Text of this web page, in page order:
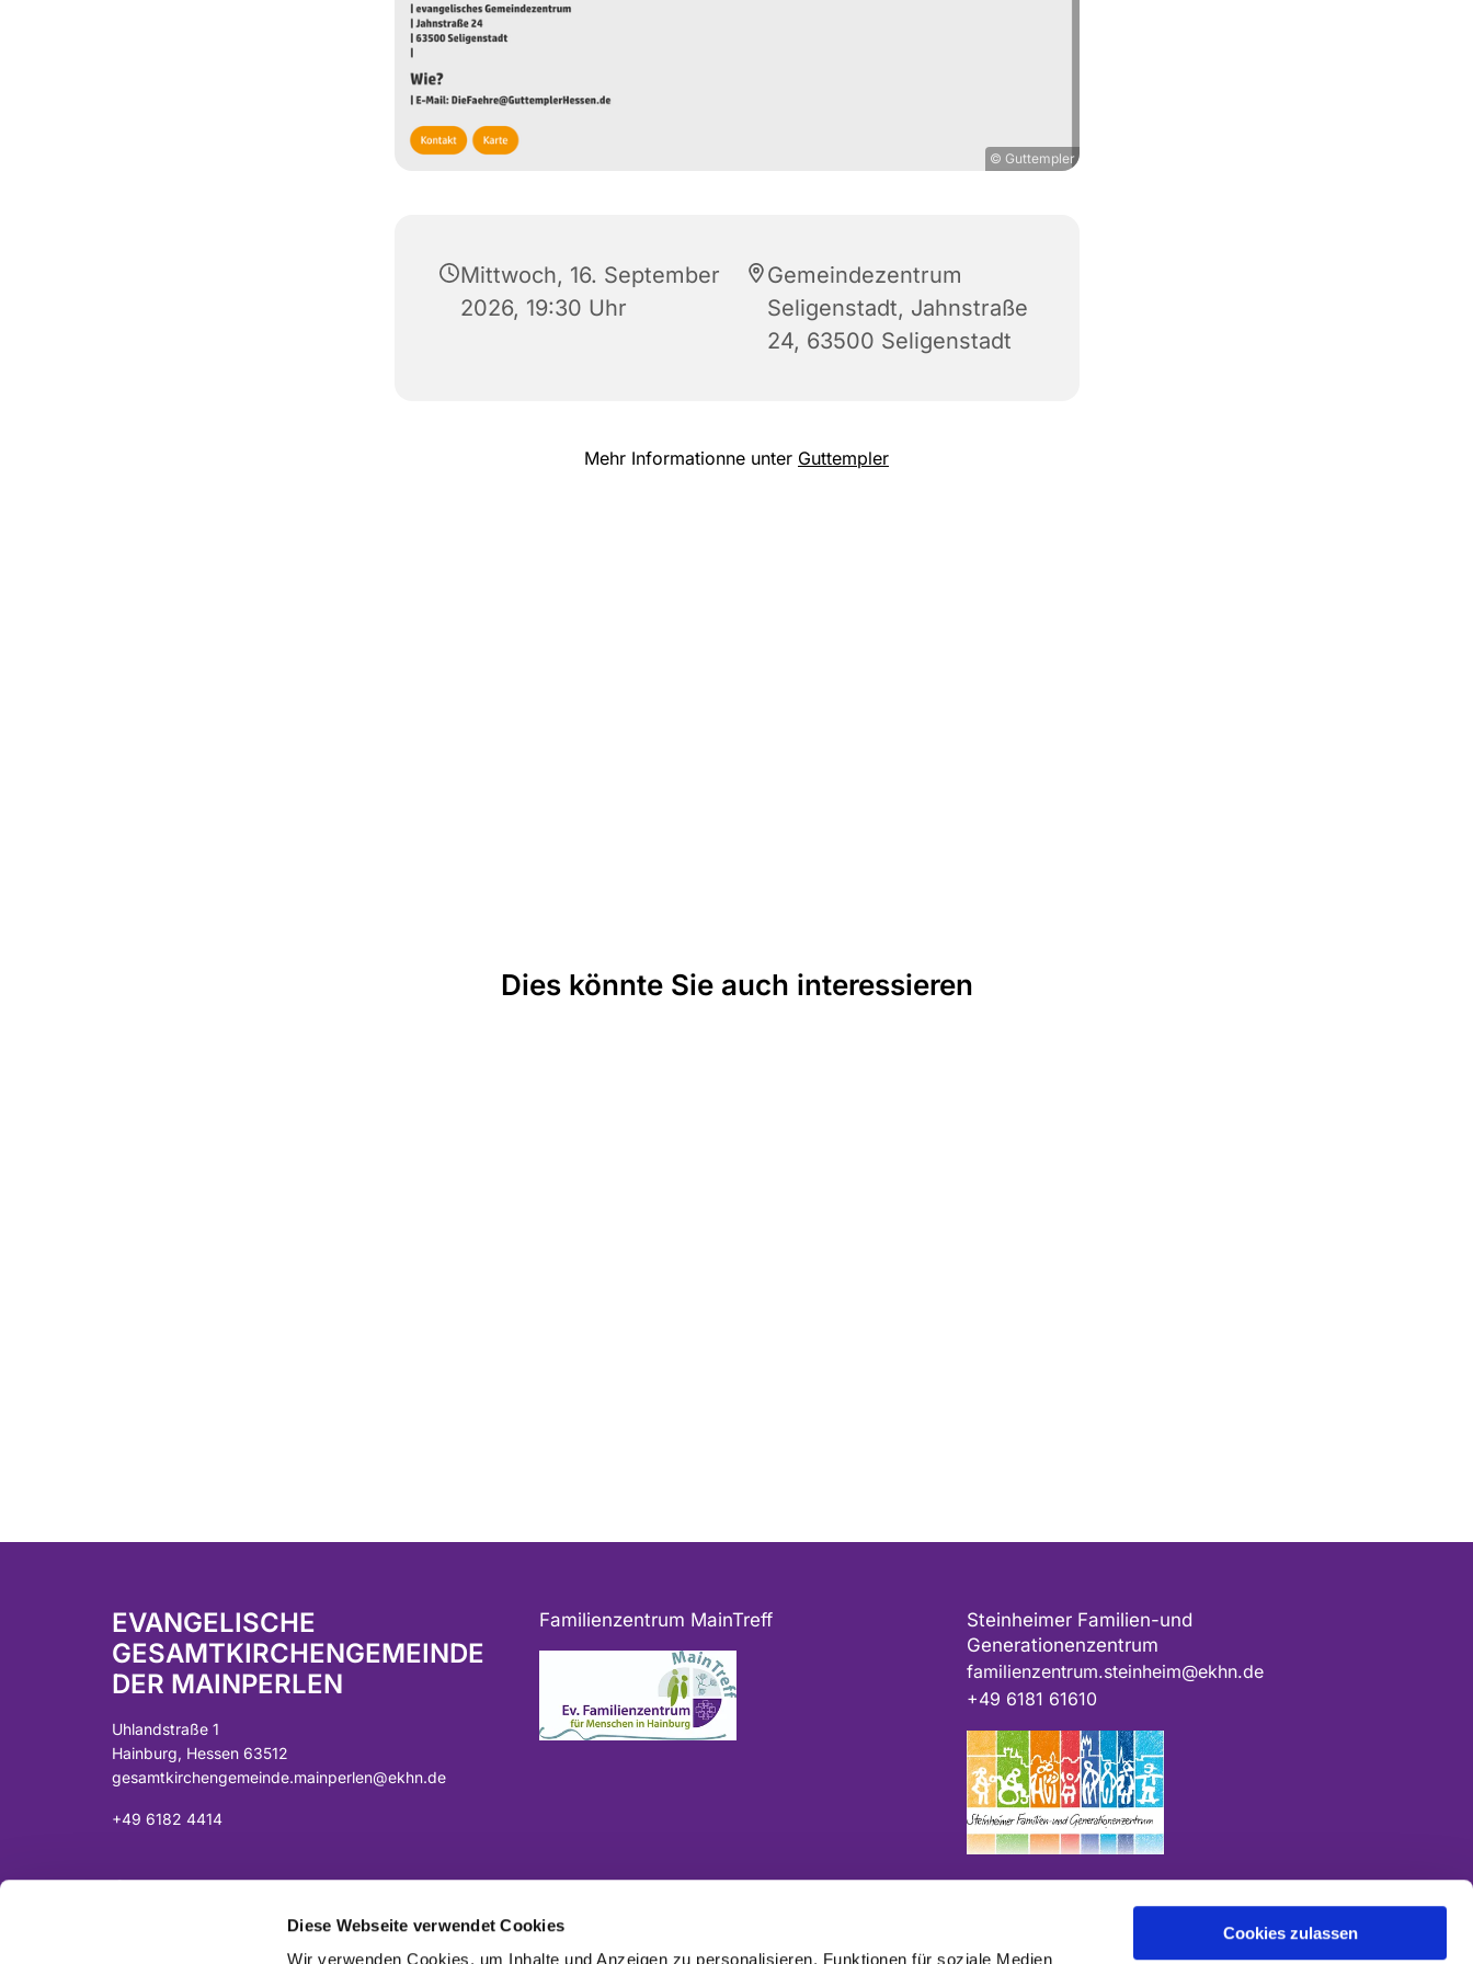
Diese Webseite verwendet Cookies
Wir verwenden Cookies, um Inhalte und Anzeigen zu personalisieren, Funktionen für soziale Medien
Cookies zulassen
© Guttempler
Mittwoch, 16. September
2026, 19:30 Uhr
Gemeindezentrum
Seligenstadt, Jahnstraße
24, 63500 Seligenstadt
Mehr Informationne unter Guttempler
Dies könnte Sie auch interessieren
EVANGELISCHE
GESAMTKIRCHENGEMEINDE
DER MAINPERLEN
Uhlandstraße 1
Hainburg, Hessen 63512
gesamtkirchengemeinde.mainperlen@ekhn.de
+49 6182 4414
Spendenkonto:
DE07 5065 2124 0001 0040 43
Sparkasse Langen-Seligenstadt
Familienzentrum MainTreff
ggf. das Projekt und/oder die Kirchengemeinde an.
Steinheimer Familien-und
Generationenzentrum
familienzentrum.steinheim@ekhn.de
+49 6181 61610